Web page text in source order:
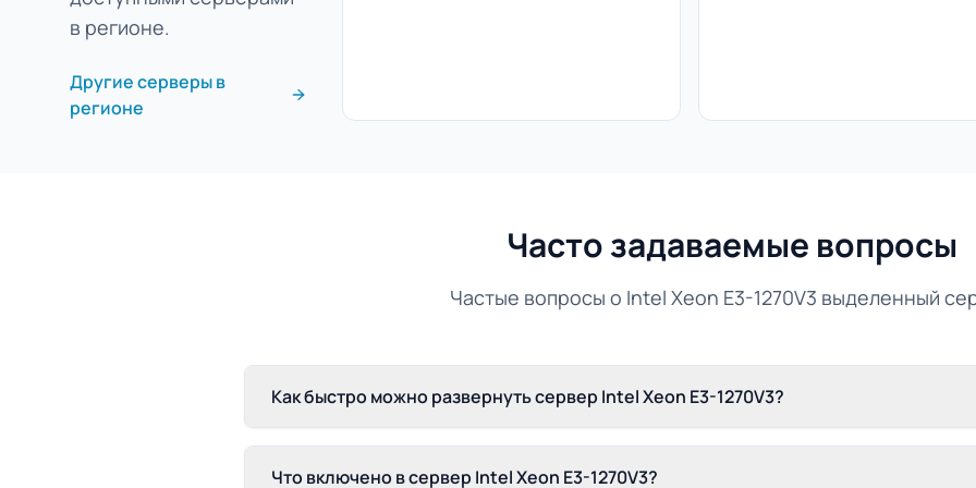
в регионе.
Другие серверы в
регионе
Часто задаваемые вопросы
Частые вопросы о Intel Xeon E3-1270V3 выделенный
Как быстро можно развернуть сервер Intel Xeon E3-1270V3?
Что включено в сервер Intel Xeon E3-1270V3?